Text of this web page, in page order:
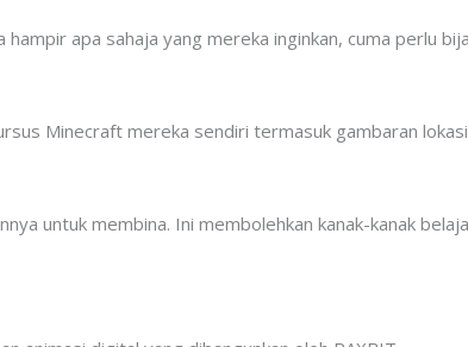
apa sahaja yang mereka inginkan, cuma perlu
Minecraft mereka sendiri termasuk gambaran
untuk membina. Ini membolehkan kanak-kanak